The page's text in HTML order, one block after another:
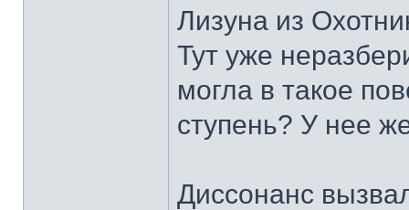
Лизуна из
Тут уже
могла в такое
ступень? У нее
Диссонанс